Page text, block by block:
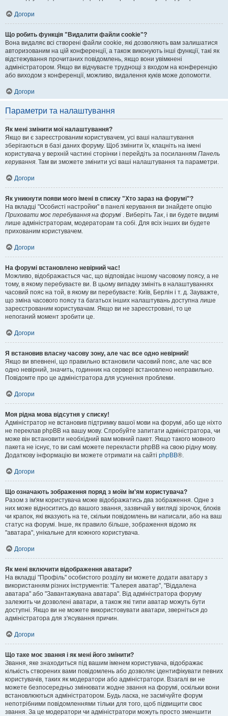
Догори
Що робить функція "Видалити файли cookie"?
Вона видаляє всі створені файли cookie, які дозволяють вам залишатися
авторизованим на цій конференції, а також виконують інші функції, такі як
відстежування прочитаних повідомлень, якщо вони увімкнені
адміністратором. Якщо ви відчуваєте труднощі з входом на конференцію
або виходом з конференції, можливо, видалення куків може допомогти.
Догори
Параметри та налаштування
Як мені змінити мої налаштування?
Якщо ви є зареєстрованим користувачем, усі ваші налаштування
зберігаються в базі даних форуму. Щоб змінити їх, клацніть на імені
користувача у верхній частині сторінки і перейдіть за посиланням Панель
керування. Там ви зможете змінити усі ваші налаштування та параметри.
Догори
Як уникнути появи мого імені в списку "Хто зараз на форумі"?
На вкладці "Особисті настройки" в панелі керування ви знайдете опцію
Приховати моє перебування на форумі . Виберіть Так, і ви будете видимі
лише адміністраторам, модераторам та собі. Для всіх інших ви будете
прихованим користувачем.
Догори
На форумі встановлено невірний час!
Можливо, відображається час, що відповідає іншому часовому поясу, а не
тому, в якому перебуваєте ви. В цьому випадку змініть в налаштуваннях
часовий пояс на той, в якому ви перебуваєте: Київ, Берлін і т. д. Зауважте,
що зміна часового поясу та багатьох інших налаштувань доступна лише
зареєстрованим користувачам. Якщо ви не зареєстровані, то це
непоганий момент зробити це.
Догори
Я встановив власну часову зону, але час все одно невірний!
Якщо ви впевнені, що правильно встановили часовий пояс, але час все
одно невірний, значить, годинник на сервері встановлено неправильно.
Повідомте про це адміністратора для усунення проблеми.
Догори
Моя рідна мова відсутня у списку!
Адміністратор не встановив підтримку вашої мови на форумі, або ще ніхто
не переклав phpBB на вашу мову. Спробуйте запитати адміністратора, чи
може він встановити необхідний вам мовний пакет. Якщо такого мовного
пакета не існує, то ви самі можете перекласти phpBB на свою рідну мову.
Додаткову інформацію ви можете отримати на сайті phpBB®.
Догори
Що означають зображення поряд з моїм ім'ям користувача?
Разом з ім'ям користувача може відображатись два зображення. Одне з
них може відноситись до вашого звання, зазвичай у вигляді зірочок, блоків
чи крапок, які вказують на те, скільки повідомлень ви написали, або на ваш
статус на форумі. Інше, як правило більше, зображення відомо як
"аватара", унікальне для кожного користувача.
Догори
Як мені включити відображення аватари?
На вкладці "Профіль" особистого розділу ви можете додати аватару з
використанням різних інструментів: "Галерея аватар", "Віддалена
аватара" або "Завантажувана аватара". Від адміністратора форуму
залежить чи дозволені аватари, а також які типи аватар можуть бути
доступні. Якщо ви не можете використовувати аватари, зверніться до
адміністратора для з'ясування причин.
Догори
Що таке моє звання і як мені його змінити?
Звання, яке знаходиться під вашим іменем користувача, відображає
кількість створених вами повідомлень або дозволяє ідентифікувати певних
користувачів, таких як модератори або адміністратори. Взагалі ви не
можете безпосередньо змінювати жодне звання на форумі, оскільки вони
встановлюються адміністратором. Будь ласка, не засмічуйте форум
непотрібними повідомленнями тільки для того, щоб підвищити своє
звання. За це модератори чи адміністратори можуть просто зменшити